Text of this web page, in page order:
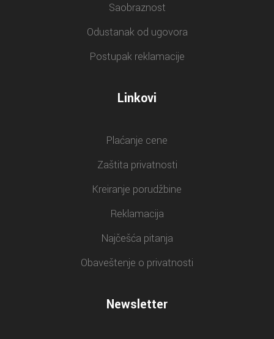
Saobraznost
Odustanak od ugovora
Postupak reklamacije
Linkovi
Plaćanje cene
Zaštita privatnosti
Kreiranje porudžbine
Reklamacija
Najčešća pitanja
Obaveštenje o privatnosti
Newsletter